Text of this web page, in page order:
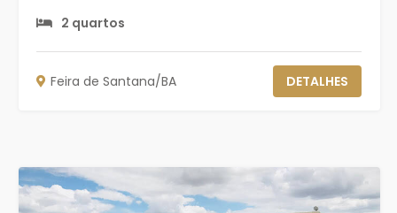
2 quartos
Feira de Santana/BA DETALHES